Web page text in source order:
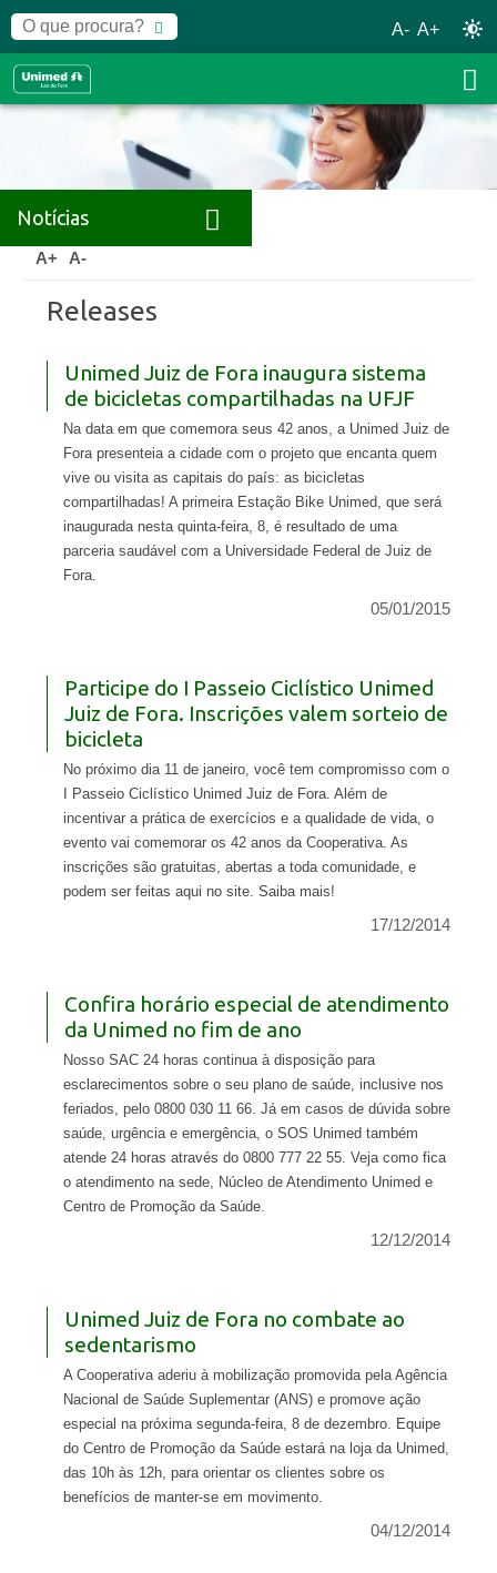
A- A+
Notícias
Home Notícias
A+ A-
Releases
Unimed Juiz de Fora inaugura sistema
de bicicletas compartilhadas na UFJF
Na data em que comemora seus 42 anos, a Unimed Juiz de
Fora presenteia a cidade com o projeto que encanta quem
vive ou visita as capitais do país: as bicicletas
compartilhadas! A primeira Estação Bike Unimed, que será
inaugurada nesta quinta-feira, 8, é resultado de uma
parceria saudável com a Universidade Federal de Juiz de
Fora.
05/01/2015
Participe do I Passeio Ciclístico Unimed
Juiz de Fora. Inscrições valem sorteio de
bicicleta
No próximo dia 11 de janeiro, você tem compromisso com o
I Passeio Ciclístico Unimed Juiz de Fora. Além de
incentivar a prática de exercícios e a qualidade de vida, o
evento vai comemorar os 42 anos da Cooperativa. As
inscrições são gratuitas, abertas a toda comunidade, e
podem ser feitas aqui no site. Saiba mais!
17/12/2014
Confira horário especial de atendimento
da Unimed no fim de ano
Nosso SAC 24 horas continua à disposição para
esclarecimentos sobre o seu plano de saúde, inclusive nos
feriados, pelo 0800 030 11 66. Já em casos de dúvida sobre
saúde, urgência e emergência, o SOS Unimed também
atende 24 horas através do 0800 777 22 55. Veja como fica
o atendimento na sede, Núcleo de Atendimento Unimed e
Centro de Promoção da Saúde.
12/12/2014
Unimed Juiz de Fora no combate ao
sedentarismo
A Cooperativa aderiu à mobilização promovida pela Agência
Nacional de Saúde Suplementar (ANS) e promove ação
especial na próxima segunda-feira, 8 de dezembro. Equipe
do Centro de Promoção da Saúde estará na loja da Unimed,
das 10h às 12h, para orientar os clientes sobre os
benefícios de manter-se em movimento.
04/12/2014